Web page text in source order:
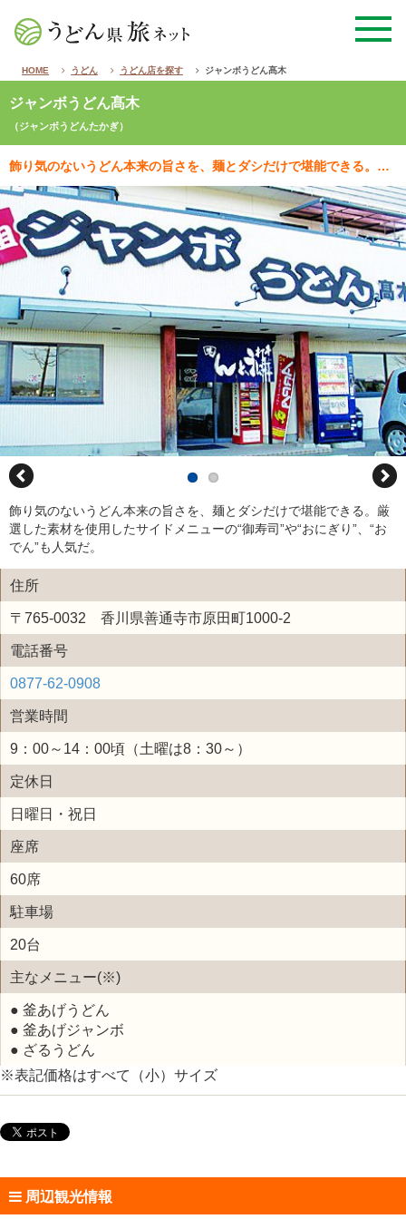
HOME うどん うどん店を探す ジャンボうどん髙木
ジャンボうどん髙木
（ジャンボうどんたかぎ）
飾り気のないうどん本来の旨さを、麺とダシだけで堪能できる。厳選した素材を使用したサイドメニューの“御…
飾り気のないうどん本来の旨さを、麺とダシだけで堪能できる。厳
選した素材を使用したサイドメニューの“御寿司”や“おにぎり”、“お
でん”も人気だ。
住所
〒765-0032 香川県善通寺市原田町1000-2
電話番号
0877-62-0908
営業時間
9：00～14：00頃（土曜は8：30～）
定休日
日曜日・祝日
座席
60席
駐車場
20台
主なメニュー(※)
● 釜あげうどん
● 釜あげジャンボ
● ざるうどん
※表記価格はすべて（小）サイズ
周辺観光情報